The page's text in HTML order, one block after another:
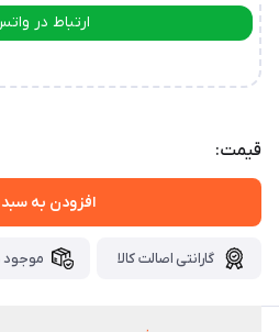
ارتباط در
قیمت:
افزودن به
گارانتی اصالت کالا موجود